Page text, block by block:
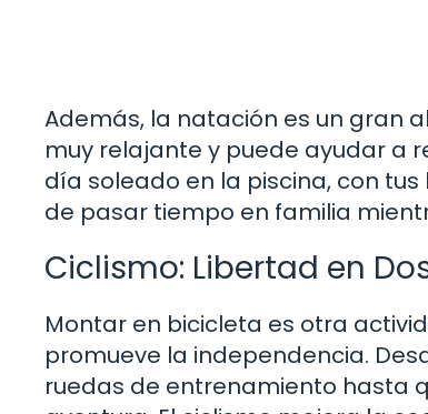
Además, la natación es un gran
muy relajante y puede ayudar a
día soleado en la piscina, con
de pasar tiempo en familia
Ciclismo: Libertad en
Montar en bicicleta es otra
promueve la independencia.
ruedas de entrenamiento hasta